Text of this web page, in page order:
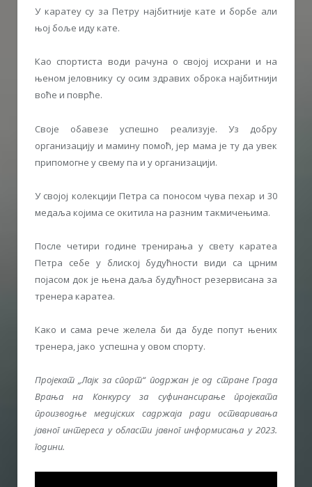
У каратеу су за Петру најбитније кате и борбе али
њој боље иду кате.
Као спортиста води рачуна о својој исхрани и на
њеном јеловнику су осим здравих оброка најбитнији
воће и поврће.
Своје обавезе успешно реализује. Уз добру
организацију и мамину помоћ, јер мама је ту да увек
припомогне у свему па и у организацији.
У својој колекцији Петра са поносом чува пехар и 30
медаља којима се окитила на разним такмичењима.
После четири године тренирања у свету каратеа
Петра себе у блиској будућности види са црним
појасом док је њена даља будућност резервисана за
тренера каратеа.
Како и сама рече желела би да буде попут њених
тренера, јако успешна у овом спорту.
Пројекат „Лајк за спорт“ подржан је од стране Града
Врања на Конкурсу за суфинансирање пројеката
производње медијских садржаја ради остваривања
јавног интереса у области јавног информисања у 2023.
години.